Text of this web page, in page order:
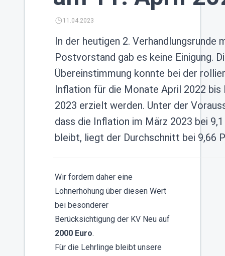
11.04.2023
In der heutigen 2. Verhandlungsrunde
Postvorstand gab es keine Einigung.
Übereinstimmung konnte bei der
Inflation für die Monate April 2022 bis
2023 erzielt werden. Unter der
dass die Inflation im März 2023 bei
bleibt, liegt der Durchschnitt bei 9,66
Wir fordern daher eine
Lohnerhöhung über diesen Wert
bei besonderer
Berücksichtigung der KV Neu auf
2000 Euro.
Für die Lehrlinge bleibt unsere